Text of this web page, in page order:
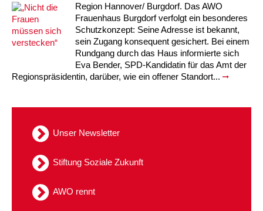
Kindertagesstätte Tresckowstraße
Kindertagesstätte Voltmerstraße
Kindertagesstätte Wiehbergstraße
Kindertagesstätte Petermannstraße /
Familienzentrum
Kindertagesstätte Pfarrlandplatz
Hör- und Sprachheilkindergarten Ratswiese
Kindertagesstätte Schneiderberg
Kindertagesstätte Schweriner Straße /
Familienzentrum
Kindertagesstätte Sylter Weg
Region Hannover/ Burgdorf. Das AWO
Frauenhaus Burgdorf verfolgt ein besonderes
Schutzkonzept: Seine Adresse ist bekannt,
sein Zugang konsequent gesichert. Bei einem
Rundgang durch das Haus informierte sich
Eva Bender, SPD-Kandidatin für das Amt der
Regionspräsidentin, darüber, wie ein offener Standort...
Unser Newsletter
Stiftung Soziale Zukunft
AWO rennt